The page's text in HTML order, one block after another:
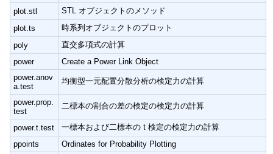
plot.stl
STL オブジェクトのメソッド
plot.ts
時系列オブジェクトのプロット
poly
直交多項式の計算
power
Create a Power Link Object
power.anov
a.test
均衡型一元配置分散分析の検定力の計算
power.prop.
test
二標本の割合の差の検定の検定力の計算
power.t.test
一標本および二標本の t 検定の検定力の計算
ppoints
Ordinates for Probability Plotting